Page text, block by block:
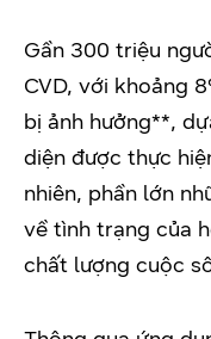
Gần 300 triệu
CVD, với khoảng
bị ảnh hưởng**,
diện được thực
nhiên, phần lớn
về tình trạng của
chất lượng cuộc